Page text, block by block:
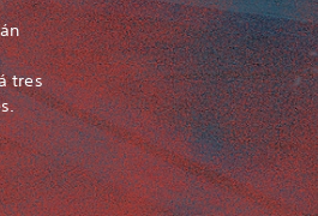
tres